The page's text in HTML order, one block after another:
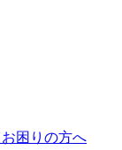
困りの方へ